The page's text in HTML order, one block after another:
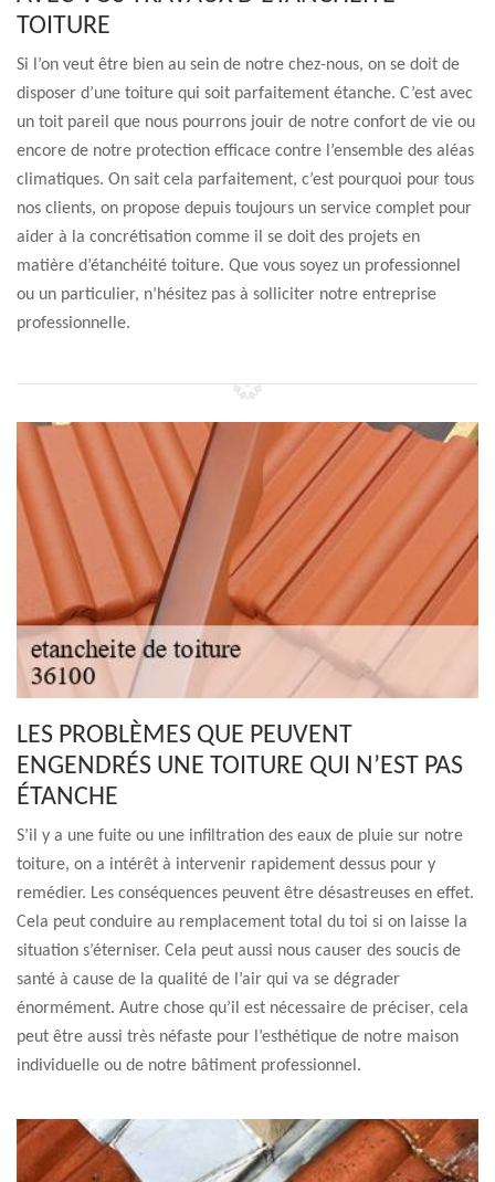
TOITURE
Si l’on veut être bien au sein de notre chez-nous, on se doit de
disposer d’une toiture qui soit parfaitement étanche. C’est avec
un toit pareil que nous pourrons jouir de notre confort de vie ou
encore de notre protection efficace contre l’ensemble des aléas
climatiques. On sait cela parfaitement, c’est pourquoi pour tous
nos clients, on propose depuis toujours un service complet pour
aider à la concrétisation comme il se doit des projets en
matière d’étanchéité toiture. Que vous soyez un professionnel
ou un particulier, n’hésitez pas à solliciter notre entreprise
professionnelle.
LES PROBLÈMES QUE PEUVENT
ENGENDRÉS UNE TOITURE QUI N’EST PAS
ÉTANCHE
S’il y a une fuite ou une infiltration des eaux de pluie sur notre
toiture, on a intérêt à intervenir rapidement dessus pour y
remédier. Les conséquences peuvent être désastreuses en effet.
Cela peut conduire au remplacement total du toi si on laisse la
situation s’éterniser. Cela peut aussi nous causer des soucis de
santé à cause de la qualité de l’air qui va se dégrader
énormément. Autre chose qu’il est nécessaire de préciser, cela
peut être aussi très néfaste pour l’esthétique de notre maison
individuelle ou de notre bâtiment professionnel.